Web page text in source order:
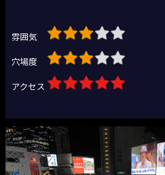
雰囲気
穴場度
アクセス